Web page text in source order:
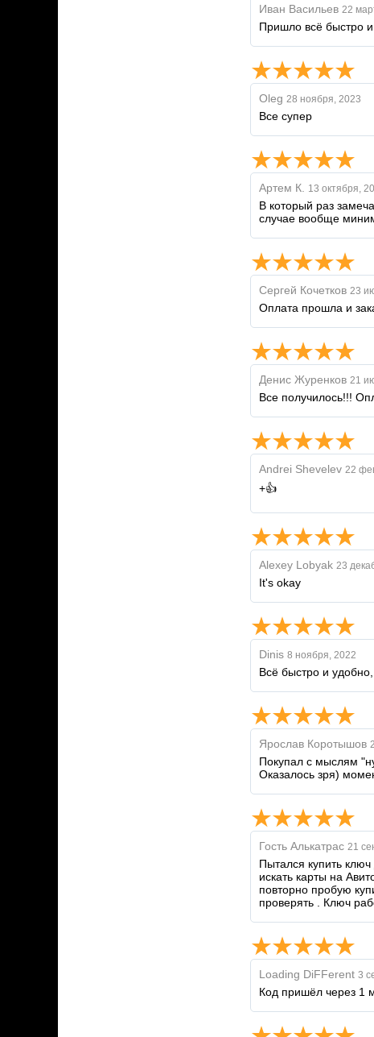
Иван Васильев 22
Пришло всё быстро
Oleg 28 ноября, 2023
Все супер
Артем К. 13 октября,
В который раз
случае вообще
Сергей Кочетков 23
Оплата прошла и
Денис Журенков 21
Все получилось!!!
Andrei Shevelev 22
+👍
Alexey Lobyak 23
It's okay
Dinis 8 ноября, 2022
Всё быстро и
Ярослав Коротышов
Покупал с мыслям
Оказалось зря)
Гость Алькатрас 21
Пытался купить
искать карты на
повторно пробую
проверять . Ключ
Loading DiFFerent 3
Код пришёл через 1